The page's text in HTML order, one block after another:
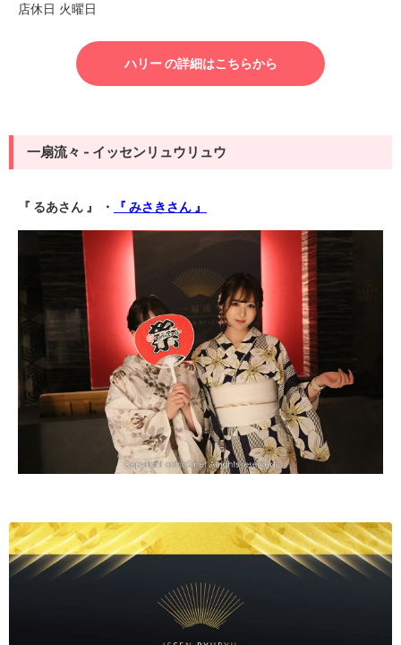
店休日 火曜日
ハリー の詳細はこちらから
一扇流々 - イッセンリュウリュウ
『 るあさん 』 ・ 『 みさきさん 』